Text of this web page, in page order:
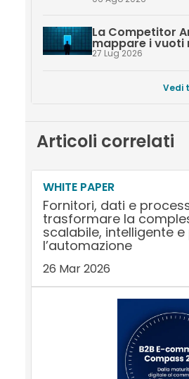
La Competitor
mappare i vuoti
27 Lug 2026
Vedi
Articoli correlati
WHITE PAPER
Fornitori, dati e
trasformare la
scalabile, intelligente
l’automazione
26 Mar 2026